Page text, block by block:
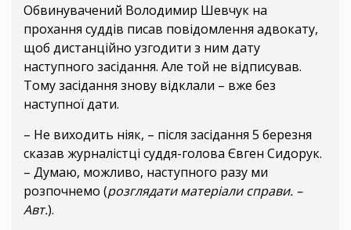
Обвинувачений Володимир Шевчук на
прохання суддів писав повідомлення адвокату,
щоб дистанційно узгодити з ним дату
наступного засідання. Але той не відписував.
Тому засідання знову відклали – вже без
наступної дати.
– Не виходить ніяк, – після засідання 5 березня
сказав журналістці суддя-голова Євген Сидорук.
– Думаю, можливо, наступного разу ми
розпочнемо (розглядати матеріали справи. –
Авт.).